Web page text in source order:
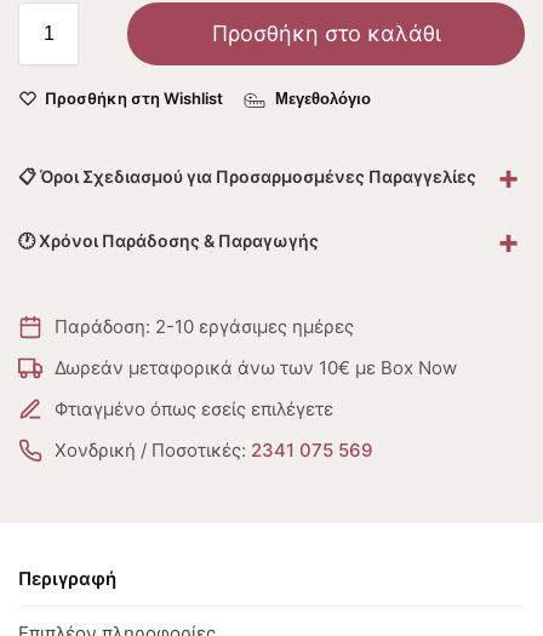
Προσθήκη στο καλάθι
Προσθήκη στη Wishlist Μεγεθολόγιο
📋 Όροι Σχεδιασμού για Προσαρμοσμένες Παραγγελίες +
🕐 Χρόνοι Παράδοσης & Παραγωγής +
Παράδοση: 2-10 εργάσιμες ημέρες
Δωρεάν μεταφορικά άνω των 10€ με Box Now
Φτιαγμένο όπως εσείς επιλέγετε
Χονδρική / Ποσοτικές: 2341 075 569
Περιγραφή